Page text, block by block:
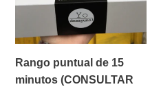
:
(CONSULTAR
PREVIAMENTE!!!!)
Rango puntual de 15
minutos (CONSULTAR